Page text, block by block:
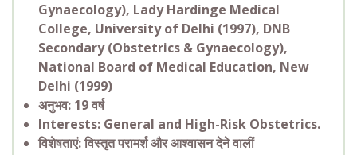
Gynaecology), Lady Hardinge Medical
College, University of Delhi (1997), DNB
Secondary (Obstetrics & Gynaecology),
National Board of Medical Education, New
Delhi (1999)
अनुभव: 19 वर्ष
Interests: General and High-Risk Obstetrics.
विशेषताएं: विस्तृत परामर्श औरआश्वासन देने वालीं